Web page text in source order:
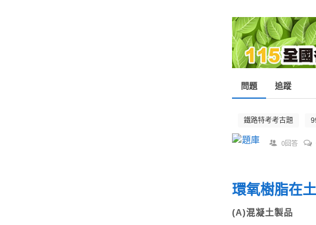
問題 追蹤
鐵路特考考古題
0回答
環氧樹脂在
(A)混凝土製品